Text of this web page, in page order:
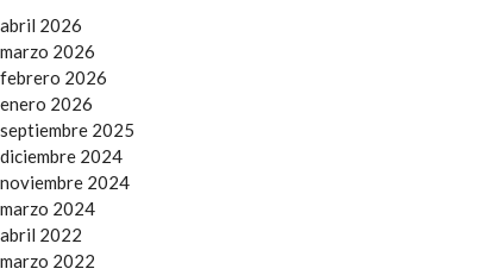
abril 2026
marzo 2026
febrero 2026
enero 2026
septiembre 2025
diciembre 2024
noviembre 2024
marzo 2024
abril 2022
marzo 2022